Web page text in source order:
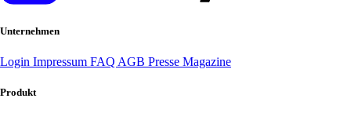
Unternehmen
Login Impressum FAQ AGB Presse Magazine
Produkt